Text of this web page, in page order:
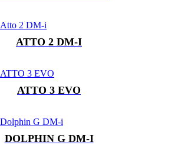
ATTO 2 DM-I
ATTO 3 EVO
DOLPHIN G DM-I